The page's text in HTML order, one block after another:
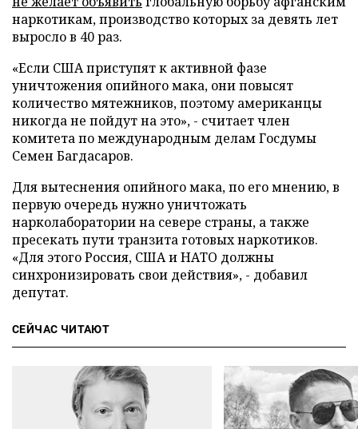
наркотикам, производство которых за девять лет
выросло в 40 раз.
«Если США приступят к активной фазе
уничтожения опийного мака, они повысят
количество мятежников, поэтому американцы
никогда не пойдут на это», - считает член
комитета по международным делам Госдумы
Семен Багдасаров.
Для вытеснения опийного мака, по его мнению, в
первую очередь нужно уничтожать
нарколаборатории на севере страны, а также
пресекать пути транзита готовых наркотиков.
«Для этого Россия, США и НАТО должны
синхронизировать свои действия», - добавил
депутат.
СЕЙЧАС ЧИТАЮТ